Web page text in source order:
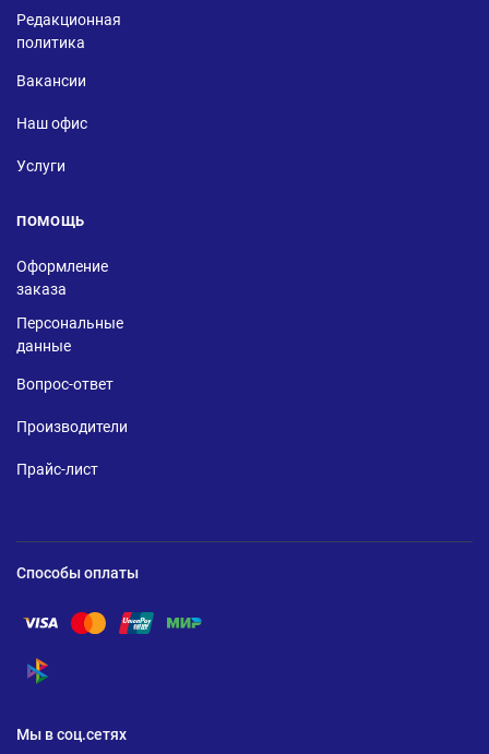
Редакционная
политика
Вакансии
Наш офис
Услуги
ПОМОЩЬ
Оформление
заказа
Персональные
данные
Вопрос-ответ
Производители
Прайс-лист
Способы оплаты
Помощь по оплате Visa
Помощь по оплате Mastercard
Помощь по оплате UnionPay
Помощь по оплате Мир
Помощь по оплате СБП
Мы в соц.сетях